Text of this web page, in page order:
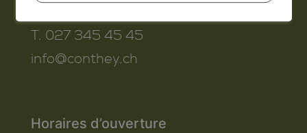
T. 027 345 45 45
info@conthey.ch
Horaires d’ouverture